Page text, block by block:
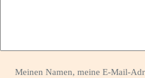
Meinen Namen, meine E-Mail-